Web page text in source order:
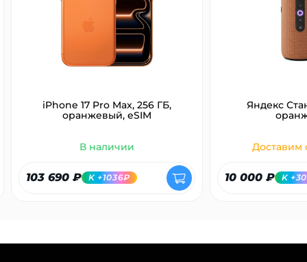
iPhone 17 Pro Max, 256 ГБ,
оранжевый, eSIM
В наличии
103 690 ₽ K +1036₽
Яндекс
Доставим
10 000 ₽ K
раз в 2 недели